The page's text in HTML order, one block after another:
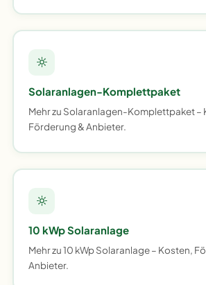
Solaranlagen-Komplettpaket
Mehr zu Solaranlagen-Komplettpaket –
Förderung & Anbieter.
10 kWp Solaranlage
Mehr zu 10 kWp Solaranlage – Kosten,
Anbieter.